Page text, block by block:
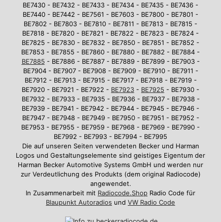
BE7430 - BE7432 - BE7433 - BE7434 - BE7435 - BE7436 -
BE7440 - BE7442 - BE7561 - BE7603 - BE7800 - BE7801 -
BE7802 - BE7803 - BE7810 - BE7811 - BE7813 - BE7815 -
BE7818 - BE7820 - BE7821 - BE7822 - BE7823 - BE7824 -
BE7825 - BE7830 - BE7832 - BE7850 - BE7851 - BE7852 -
BE7853 - BE7855 - BE7860 - BE7880 - BE7882 - BE7884 -
BE7885 - BE7886 - BE7887 - BE7889 - BE7899 - BE7903 -
BE7904 - BE7907 - BE7908 - BE7909 - BE7910 - BE7911 -
BE7912 - BE7913 - BE7915 - BE7917 - BE7918 - BE7919 -
BE7920 - BE7921 - BE7922 - BE7923 - BE7925 - BE7930 -
BE7932 - BE7933 - BE7935 - BE7936 - BE7937 - BE7938 -
BE7939 - BE7941 - BE7942 - BE7944 - BE7945 - BE7946 -
BE7947 - BE7948 - BE7949 - BE7950 - BE7951 - BE7952 -
BE7953 - BE7955 - BE7959 - BE7968 - BE7969 - BE7990 -
BE7992 - BE7993 - BE7994 - BE7995
Die auf unseren Seiten verwendeten Becker und Harman
Logos und Gestaltungselemente sind geistiges Eigentum der
Harman Becker Automotive Systems GmbH und werden nur
zur Verdeutlichung des Produkts (dem original Radiocode)
angewendet.
In Zusammenarbeit mit Radiocode.Shop Radio Code für
Blaupunkt Autoradios und VW Radio Code